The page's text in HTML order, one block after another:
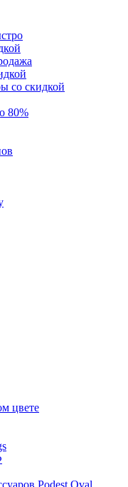
со скидкой
80%
цвете
Podest Oval